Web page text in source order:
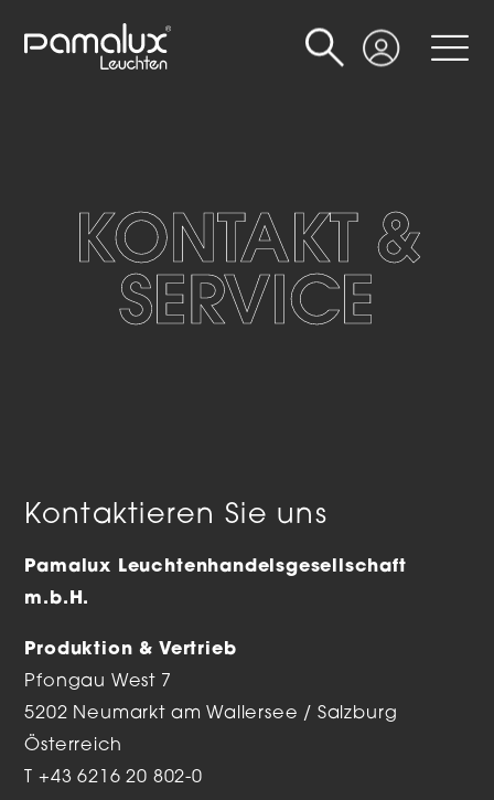
Login
Suche
KONTAKT &
SERVICE
Kontaktieren Sie uns
Pamalux Leuchtenhandelsgesellschaft
m.b.H.
Produktion & Vertrieb
Pfongau West 7
5202 Neumarkt am Wallersee / Salzburg
Österreich
T+43 6216 20 802-0